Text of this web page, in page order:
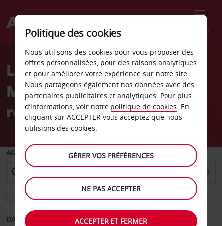
Menu
Welcome
AvisLocation de voiture Port
Mahon - Livraison et
retrait de la voiture
AGENCE DE DÉPART
Sélectionnez une autre agence de retour
DATE DE DÉPART DATE DE RETOUR
Politique des cookies
Nous utilisons des cookies pour vous proposer des
offres personnalisées, pour des raisons analytiques
et pour améliorer votre expérience sur notre site.
Nous partageons également nos données avec des
partenaires publicitaires et analytiques. Pour plus
d’informations, voir notre politique de cookies. En
cliquant sur ACCEPTER vous acceptez que nous
utilisions des cookies.
GÉRER VOS PRÉFÉRENCES
NE PAS ACCEPTER
ACCEPTER ET FERMER